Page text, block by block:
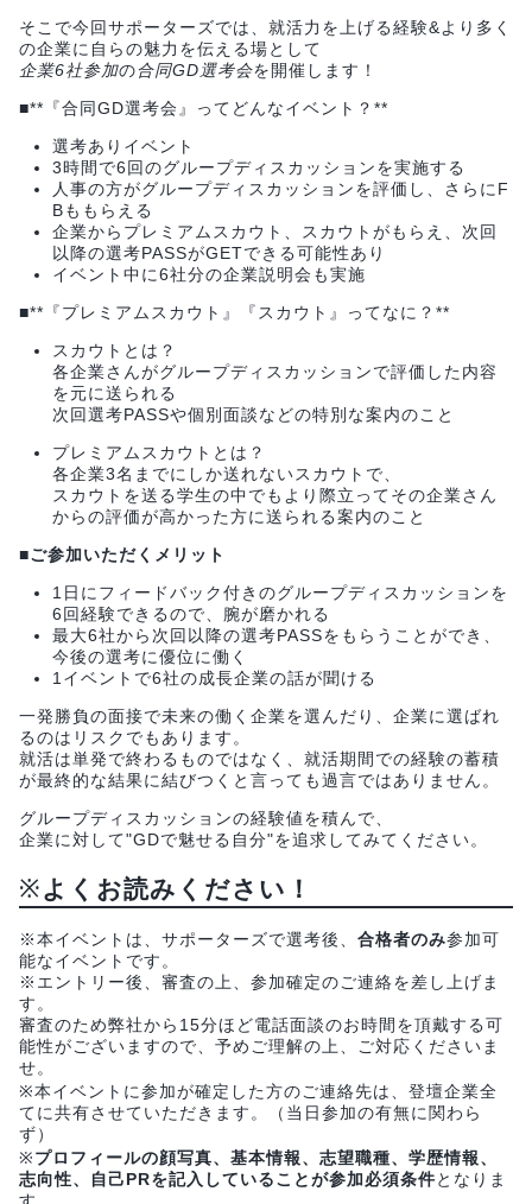
そこで今回サポーターズでは、就活力を上げる経験&より多く
の企業に自らの魅力を伝える場として
企業6社参加の合同GD選考会を開催します！
■**『合同GD選考会』ってどんなイベント？**
選考ありイベント
3時間で6回のグループディスカッションを実施する
人事の方がグループディスカッションを評価し、さらにF
Bももらえる
企業からプレミアムスカウト、スカウトがもらえ、次回
以降の選考PASSがGETできる可能性あり
イベント中に6社分の企業説明会も実施
■**『プレミアムスカウト』『スカウト』ってなに？**
スカウトとは？
各企業さんがグループディスカッションで評価した内容
を元に送られる
次回選考PASSや個別面談などの特別な案内のこと
プレミアムスカウトとは？
各企業3名までにしか送れないスカウトで、
スカウトを送る学生の中でもより際立ってその企業さん
からの評価が高かった方に送られる案内のこと
■ご参加いただくメリット
1日にフィードバック付きのグループディスカッションを
6回経験できるので、腕が磨かれる
最大6社から次回以降の選考PASSをもらうことができ、
今後の選考に優位に働く
1イベントで6社の成長企業の話が聞ける
一発勝負の面接で未来の働く企業を選んだり、企業に選ばれ
るのはリスクでもあります。
就活は単発で終わるものではなく、就活期間での経験の蓄積
が最終的な結果に結びつくと言っても過言ではありません。
グループディスカッションの経験値を積んで、
企業に対して"GDで魅せる自分"を追求してみてください。
※よくお読みください！
※本イベントは、サポーターズで選考後、 合格者のみ参加可
能なイベントです。
※エントリー後、審査の上、参加確定のご連絡を差し上げま
す。
審査のため弊社から15分ほど電話面談のお時間を頂戴する可
能性がございますので、予めご理解の上、ご対応くださいま
せ。
※本イベントに参加が確定した方のご連絡先は、登壇企業全
てに共有させていただきます。（当日参加の有無に関わら
ず）
※プロフィールの顔写真、基本情報、志望職種、学歴情報、
志向性、自己PRを記入していることが参加必須条件となりま
す。